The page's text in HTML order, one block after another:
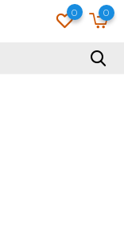
0 0